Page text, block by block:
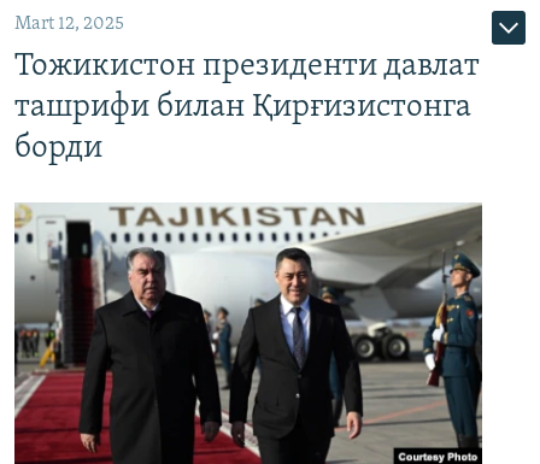
Mart 12, 2025
Тожикистон президенти давлат
ташрифи билан Қирғизистонга
борди